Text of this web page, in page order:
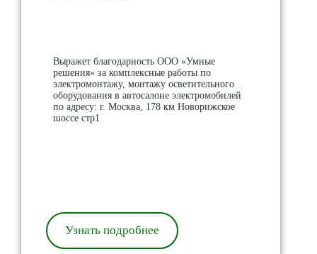
Выражет благодарность ООО «Умные
решения» за комплексные работы по
электромонтажу, монтажу осветительного
оборудования в автосалоне электромобилей
по адресу: г. Москва, 178 км Новорижское
шоссе стр1
Узнать подробнее